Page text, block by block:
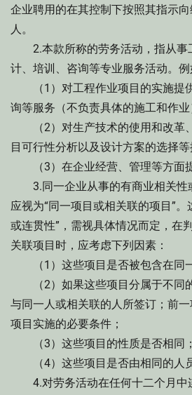
企业聘用的在其控制下按照其指示
人。
2.本款所称的劳务活动，指从事
计、培训、咨询等专业服务活动。例
（1）对工程作业项目的实施提
询等服务（不负责具体的施工和作业
（2）对生产技术的使用和改革
目可行性分析以及设计方案的选择等
（3）在企业经营、管理等方面提
3.同一企业从事的有商业相关性
应视为“同一项目或相关联的项目”
或连贯性”，需视具体情况而定，在
关联项目时，应考虑下列因素：
（1）这些项目是否被包含在同一
（2）如果这些项目分属于不同
与同一人或相关联的人所签订；前
项目实施的必要条件；
（3）这些项目的性质是否相同；
（4）这些项目是否由相同的人员
4.对劳务活动在任何十二个月中